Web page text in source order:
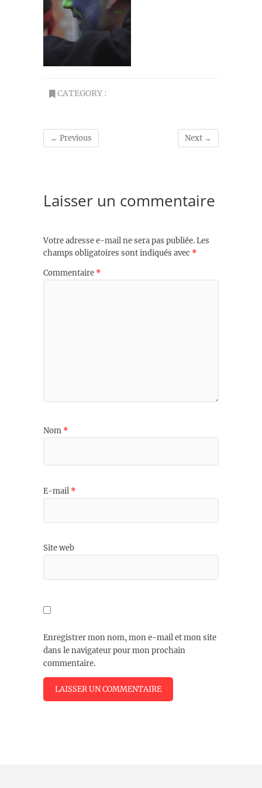
CATEGORY :
← Previous Next →
Laisser un commentaire
Votre adresse e-mail ne sera pas publiée.Les
champs obligatoires sont indiqués avec *
Commentaire *
Nom *
E-mail *
Site web
Enregistrer mon nom, mon e-mail et mon site
dans le navigateur pour mon prochain
commentaire.